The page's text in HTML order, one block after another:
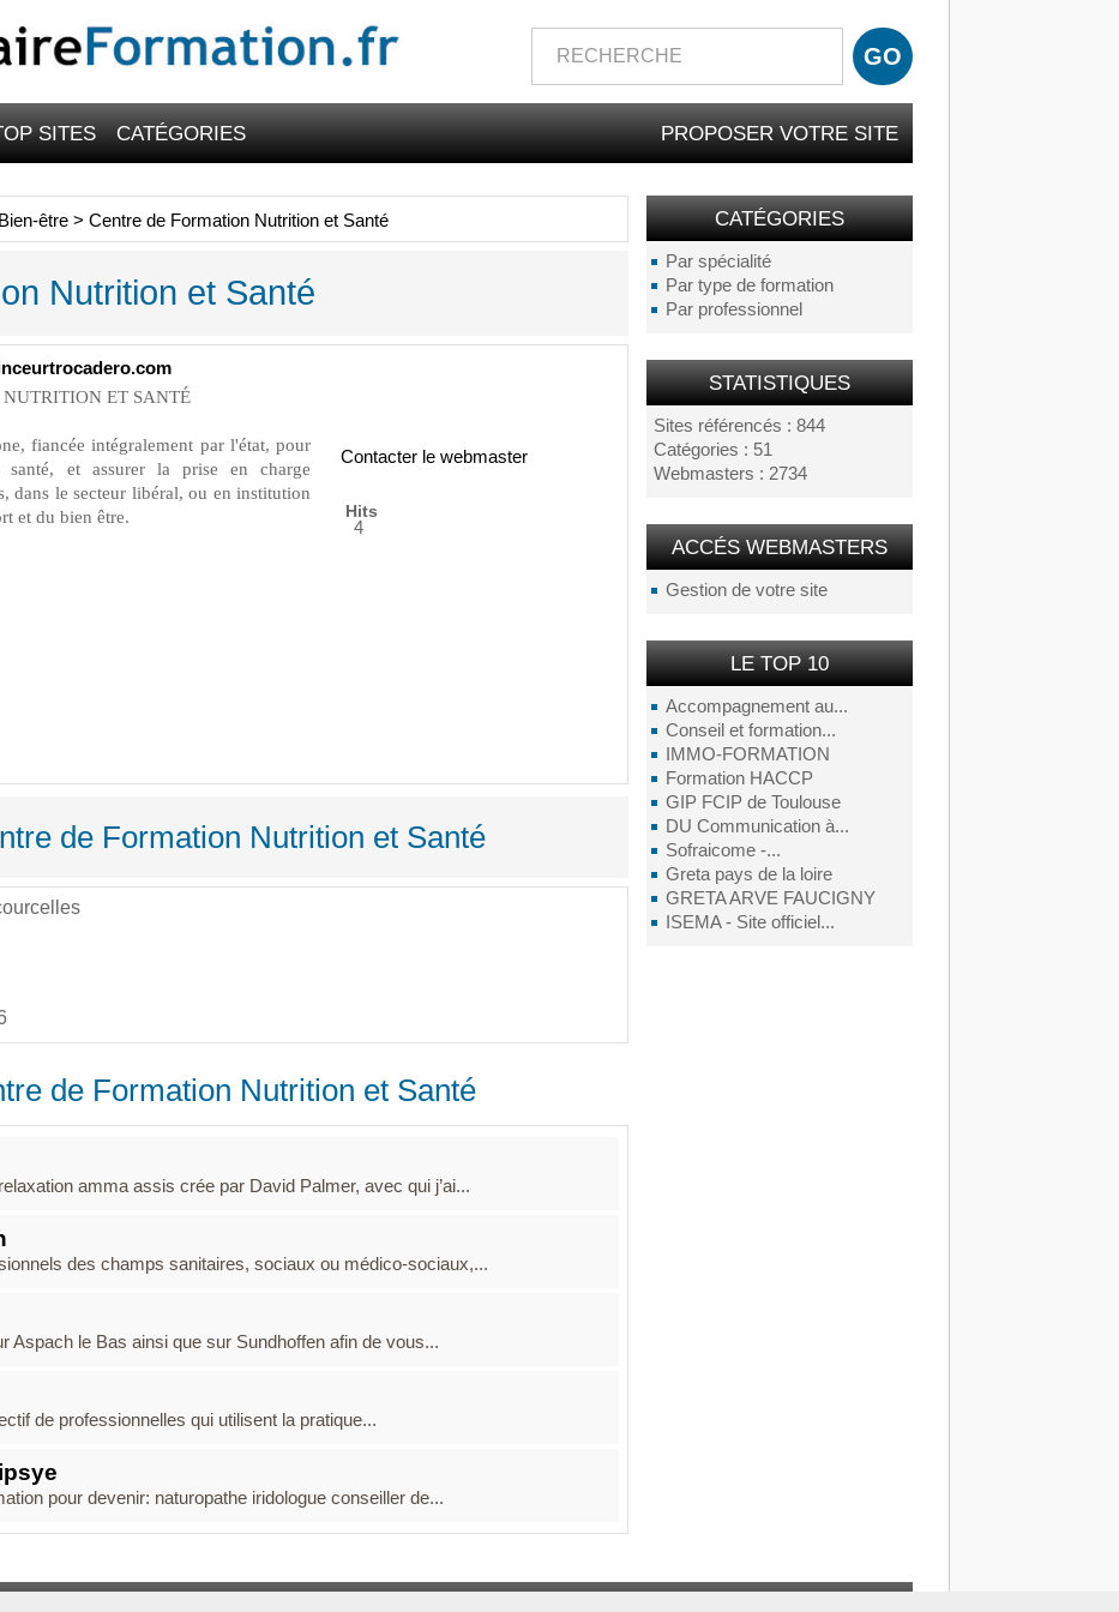
SITES CATÉGORIES PROPOSER VOTRE SITE
CATÉGORIES
Par spécialité
Par type de formation
Par professionnel
STATISTIQUES
Sites référencés : 844
Catégories : 51
Webmasters : 2734
ACCÉS WEBMASTERS
Gestion de votre site
LE TOP 10
Accompagnement au...
Conseil et formation...
IMMO-FORMATION
Formation HACCP
GIP FCIP de Toulouse
DU Communication à...
Sofraicome -...
Greta pays de la loire
GRETA ARVE FAUCIGNY
ISEMA - Site officiel...
être > Centre de Formation Nutrition et Santé
Nutrition et Santé
ET SANTÉ
fiancée intégralement par l'état, pour
et assurer la prise en charge
dans le secteur libéral, ou en institution
et du bien être.
Contacter le webmaster
Hits
4
de Formation Nutrition et Santé
de Formation Nutrition et Santé
amma assis crée par David Palmer, avec qui j’ai...
des champs sanitaires, sociaux ou médico-sociaux,...
Aspach le Bas ainsi que sur Sundhoffen afin de vous...
de professionnelles qui utilisent la pratique...
pour devenir: naturopathe iridologue conseiller de...